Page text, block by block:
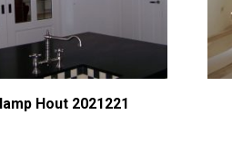
Hout 2021221